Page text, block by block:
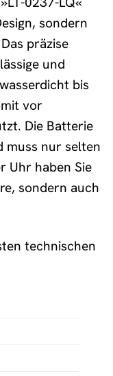
sondern
präzise
und
bis
vor
Die Batterie
muss nur selten
Uhr haben Sie
sondern auch
technischen